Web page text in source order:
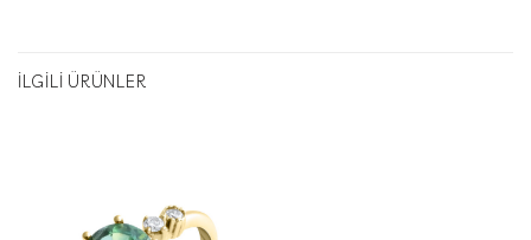
İLGILI ÜRÜNLER